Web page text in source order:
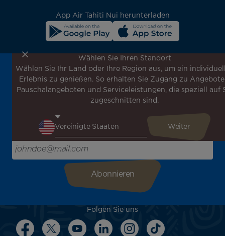
App Air Tahiti Nui herunterladen
Melden Sie sich für unseren Newsletter an, um die
neuesten Nachrichten zu erhalten!
Erhalten Sie unsere verschiedenen Sonderangebote und
Aktionen vor allen anderen, entdecken Sie unsere
inspirieren!
Bitte geben Sie hier Ihre E-Mail-Adresse ein
Folgen Sie uns
Wählen Sie Ihren Standort
Wählen Sie Ihr Land oder Ihre Region aus, um ein
Erlebnis zu genießen. So erhalten Sie Zugang zu
Pauschalangeboten und Serviceleistungen, die speziell auf
zugeschnitten sind.